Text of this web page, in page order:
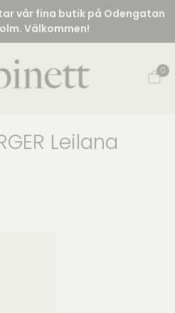
vår fina butik på Odengatan
Välkommen!
0
Leilana